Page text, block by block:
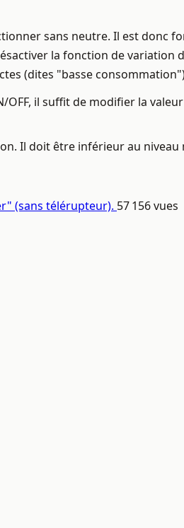
sans neutre. Il est donc
la fonction de variation
(dites "basse
il suffit de modifier la
Il doit être inférieur au niveau
(sans télérupteur). 57 156 vues